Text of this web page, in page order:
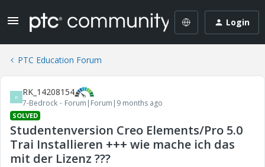
Login
PTC Education Forum
R RK_14208154
7-Bedrock Forum|Forum|9 months ago
SOLVED
Studentenversion Creo Elements/Pro 5.0
Trai Installieren +++ wie mache ich das
mit der Lizenz ???